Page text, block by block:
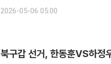
있게 되는 경쟁적 정치체제다. 광역단
2026-05-06 05:00
북구갑 선거, 한동훈VS하정